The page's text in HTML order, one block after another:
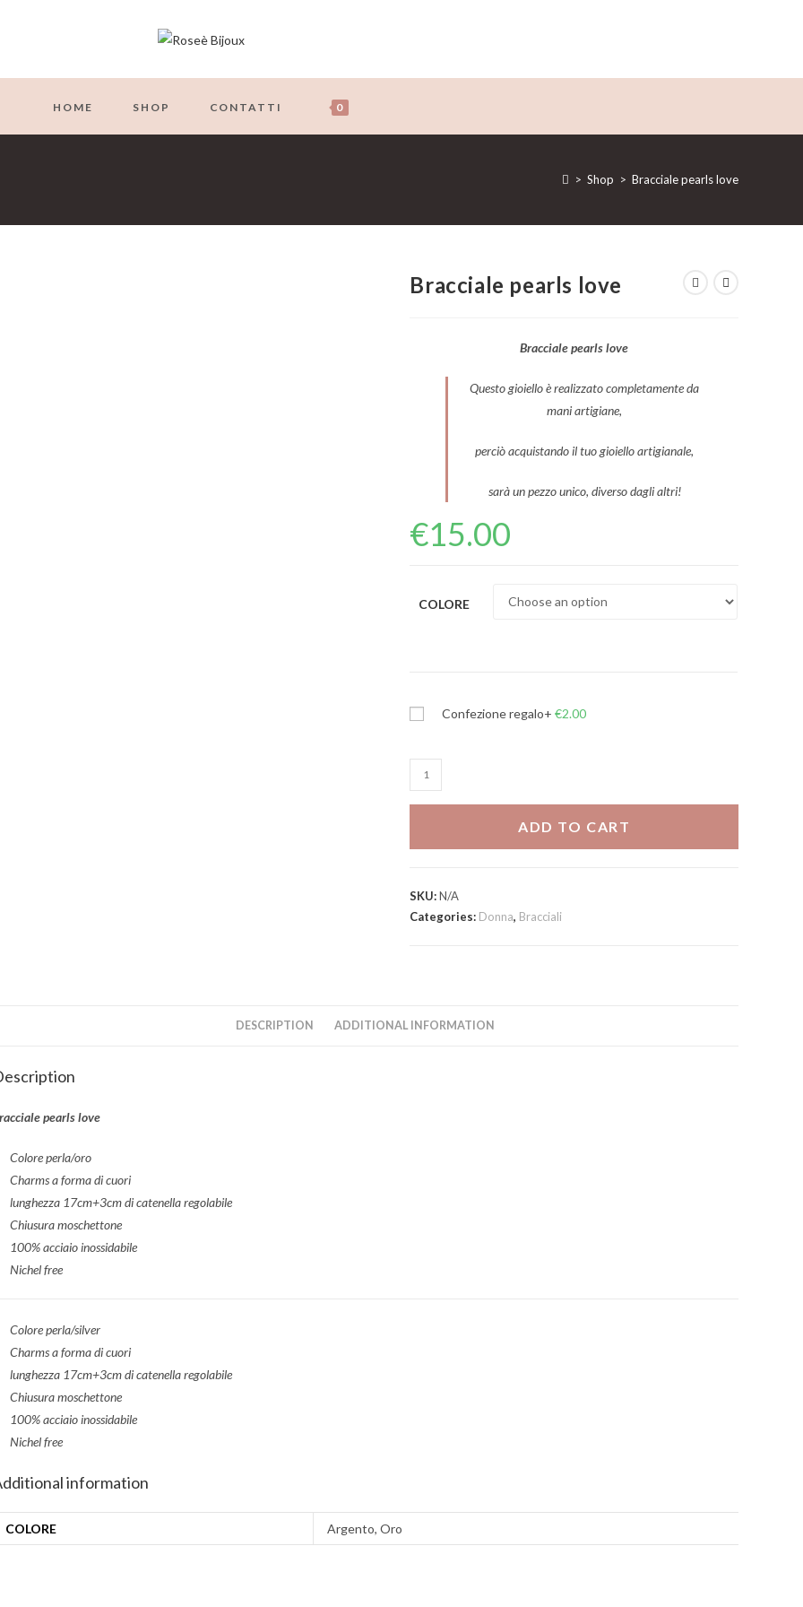
HOME SHOP CONTATTI 0
> Shop > Bracciale pearls love
Bracciale pearls love
Bracciale pearls love
Questo gioiello è realizzato completamente da
mani artigiane,
perciò acquistando il tuo gioiello artigianale,
sarà un pezzo unico, diverso dagli altri!
€15.00
COLORE
Confezione regalo+ €2.00
Bracciale
pearls
ADD TO CART
SKU:N/A
Categories: Donna, Bracciali
DESCRIPTION ADDITIONAL INFORMATION
pearls love
Colore perla/oro
Charms a forma di cuori
lunghezza 17cm+3cm di catenella regolabile
Chiusura moschettone
100% acciaio inossidabile
Nichel free
Colore perla/silver
Charms a forma di cuori
lunghezza 17cm+3cm di catenella regolabile
Chiusura moschettone
100% acciaio inossidabile
Nichel free
information
COLORE Argento, Oro